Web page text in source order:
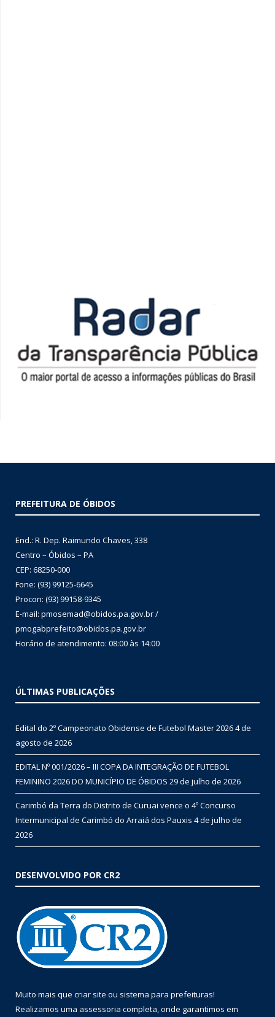
PREFEITURA DE ÓBIDOS
End.: R. Dep. Raimundo Chaves, 338
Centro – Óbidos – PA
CEP: 68250-000
Fone: (93) 99125-6645
Procon: (93) 99158-9345
E-mail: pmosemad@obidos.pa.gov.br /
pmogabprefeito@obidos.pa.gov.br
Horário de atendimento: 08:00 às 14:00
ÚLTIMAS PUBLICAÇÕES
Edital do 2º Campeonato Obidense de Futebol Master 20264 de
agosto de 2026
EDITAL Nº 001/2026 – III COPA DA INTEGRAÇÃO DE FUTEBOL
FEMININO 2026 DO MUNICÍPIO DE ÓBIDOS 29 de julho de 2026
Carimbó da Terra do Distrito de Curuai vence o 4º Concurso
Intermunicipal de Carimbó do Arraiá dos Pauxis 4 de julho de
2026
DESENVOLVIDO POR CR2
Muito mais que criar site ou sistema para prefeituras!
Realizamos uma assessoria completa, onde garantimos em